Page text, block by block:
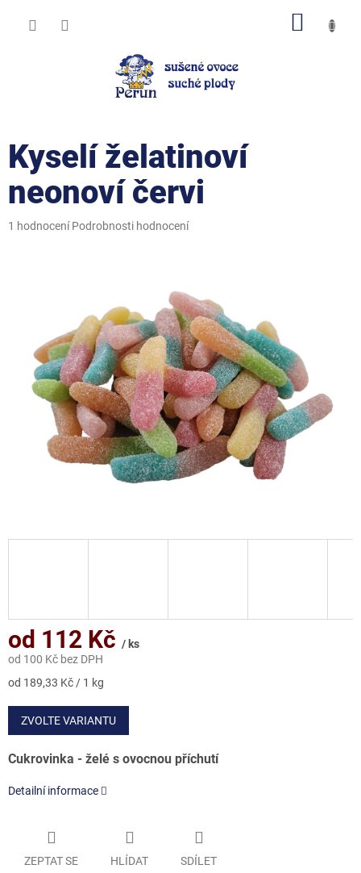
Kyselí želatinoví
neonoví červi
Průměrné
1 hodnocení Podrobnosti hodnocení
od 112 Kč / ks
od 100 Kč bez DPH
Měrná
od 189,33 Kč / 1 kg
ZVOLTE VARIANTU
Cukrovinka - želé s ovocnou příchutí
Detailní informace
ZEPTAT SE HLÍDAT SDÍLET